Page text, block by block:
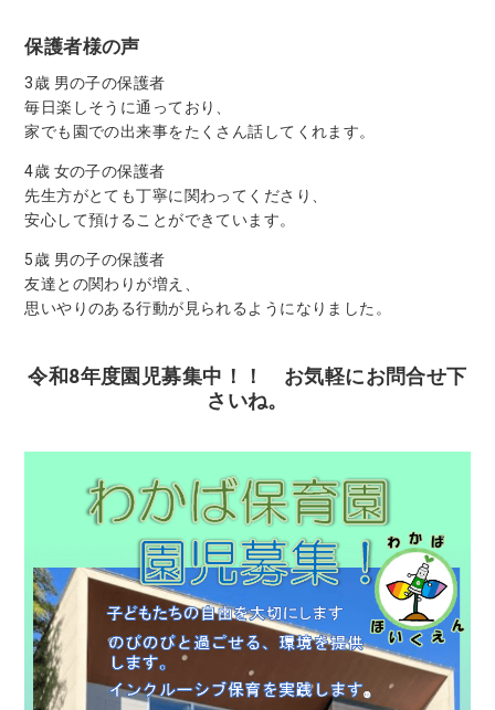
保護者様の声
3歳 男の子の保護者
毎日楽しそうに通っており、
家でも園での出来事をたくさん話してくれます。
4歳 女の子の保護者
先生方がとても丁寧に関わってくださり、
安心して預けることができています。
5歳 男の子の保護者
友達との関わりが増え、
思いやりのある行動が見られるようになりました。
令和8年度園児募集中！！ お気軽にお問合せ下
さいね。